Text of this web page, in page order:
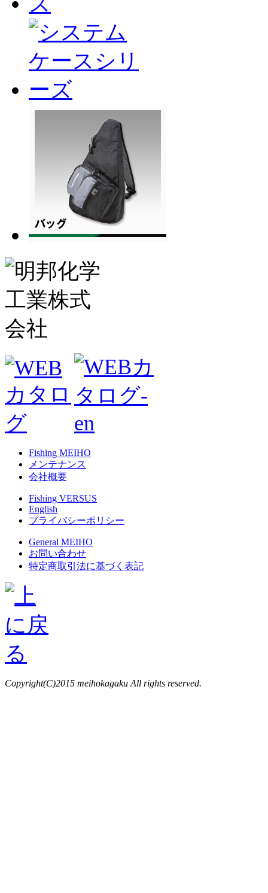
Fishing MEIHO
メンテナンス
会社概要
Fishing VERSUS
English
プライバシーポリシー
General MEIHO
お問い合わせ
特定商取引法に基づく表記
Copyright(C)2015 meihokagaku All rights reserved.